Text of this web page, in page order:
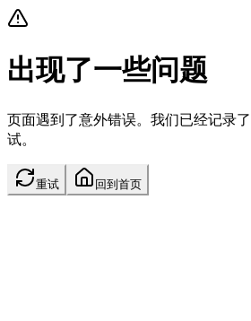
出现了一些问题
页面遇到了意外错误。我们已经记录
试。
重试 回到首页